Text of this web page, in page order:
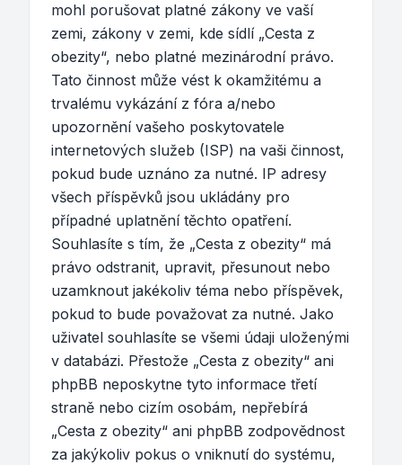
mohl porušovat platné zákony ve vaší
zemi, zákony v zemi, kde sídlí „Cesta z
obezity“, nebo platné mezinárodní právo.
Tato činnost může vést k okamžitému a
trvalému vykázání z fóra a/nebo
upozornění vašeho poskytovatele
internetových služeb (ISP) na vaši činnost,
pokud bude uznáno za nutné. IP adresy
všech příspěvků jsou ukládány pro
případné uplatnění těchto opatření.
Souhlasíte s tím, že „Cesta z obezity“ má
právo odstranit, upravit, přesunout nebo
uzamknout jakékoliv téma nebo příspěvek,
pokud to bude považovat za nutné. Jako
uživatel souhlasíte se všemi údaji uloženými
v databázi. Přestože „Cesta z obezity“ ani
phpBB neposkytne tyto informace třetí
straně nebo cizím osobám, nepřebírá
„Cesta z obezity“ ani phpBB zodpovědnost
za jakýkoliv pokus o vniknutí do systému,